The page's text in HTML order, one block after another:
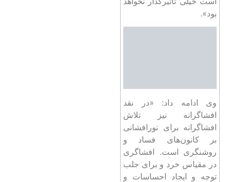
بود».
افشاگرانه برای نورافشانی
بر کانون‌های فساد و
روشنگری است. افشاگری
در مقیاس خرد و برای جلب
توجه و ایجاد احساسات و
عواطف خوب است اما
برای اصلاح پایدار، کارآمد
نیست، به‌خصوص برای